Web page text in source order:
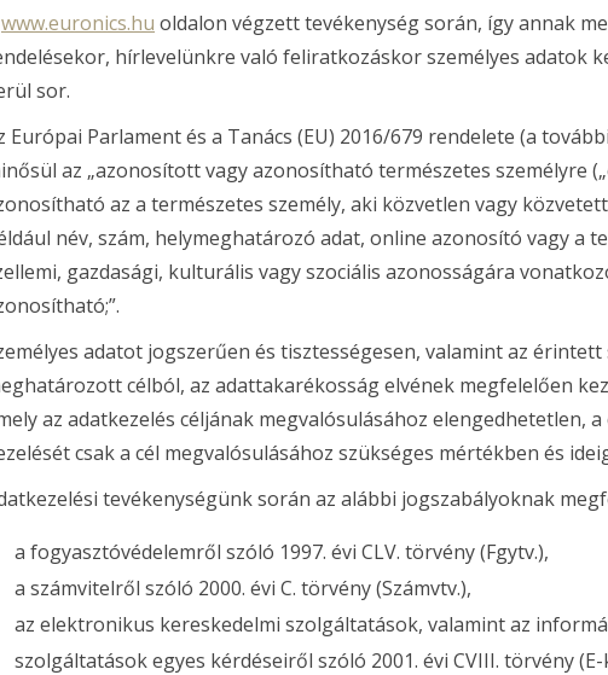
www.euronics.hu oldalon végzett tevékenység során, így annak
hírlevelünkre való feliratkozáskor személyes adatok
sor.
Európai Parlament és a Tanács (EU) 2016/679 rendelete (a
az „azonosított vagy azonosítható természetes személyre
az a természetes személy, aki közvetlen vagy
név, szám, helymeghatározó adat, online azonosító vagy a
gazdasági, kulturális vagy szociális azonosságára
adatot jogszerűen és tisztességesen, valamint az
célból, az adattakarékosság elvének megfelelően
az adatkezelés céljának megvalósulásához elengedhetetlen,
csak a cél megvalósulásához szükséges mértékben és
tevékenységünk során az alábbi jogszabályoknak
a fogyasztóvédelemről szóló 1997. évi CLV. törvény (Fgytv.),
a számvitelről szóló 2000. évi C. törvény (Számvtv.),
az elektronikus kereskedelmi szolgáltatások, valamint az
szolgáltatások egyes kérdéseiről szóló 2001. évi CVIII. törvény